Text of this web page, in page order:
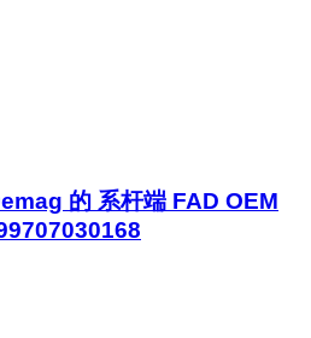
的 系杆端 FAD OEM